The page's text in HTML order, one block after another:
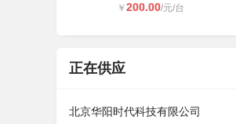
￥ 200.00/元/台
正在供应
北京华阳时代科技有限公司